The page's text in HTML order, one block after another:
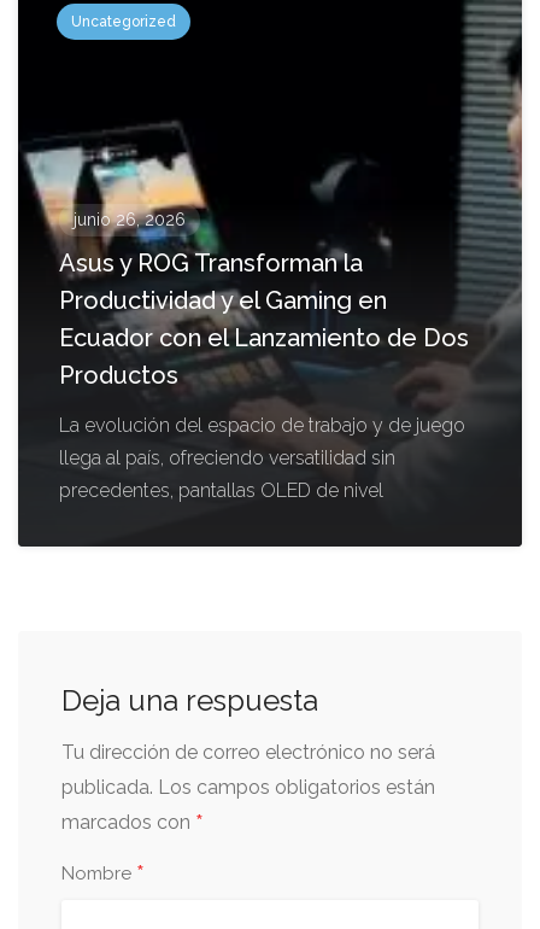
Uncategorized
junio 26, 2026
Asus y ROG Transforman la
Productividad y el Gaming en
Ecuador con el Lanzamiento de Dos
Productos
La evolución del espacio de trabajo y de juego
llega al país, ofreciendo versatilidad sin
precedentes, pantallas OLED de nivel
Deja una respuesta
Tu dirección de correo electrónico no será
publicada. Los campos obligatorios están
marcados con *
Nombre *